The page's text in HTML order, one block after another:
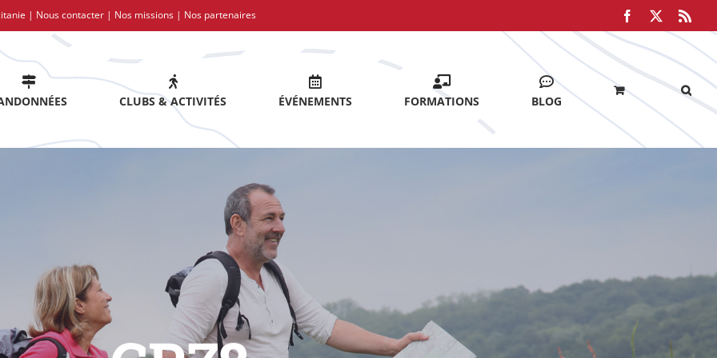
| Nous contacter | Nos missions | Nos partenaires Facebook
CLUBS & ACTIVITÉS ÉVÉNEMENTS FORMATIONS BLOG